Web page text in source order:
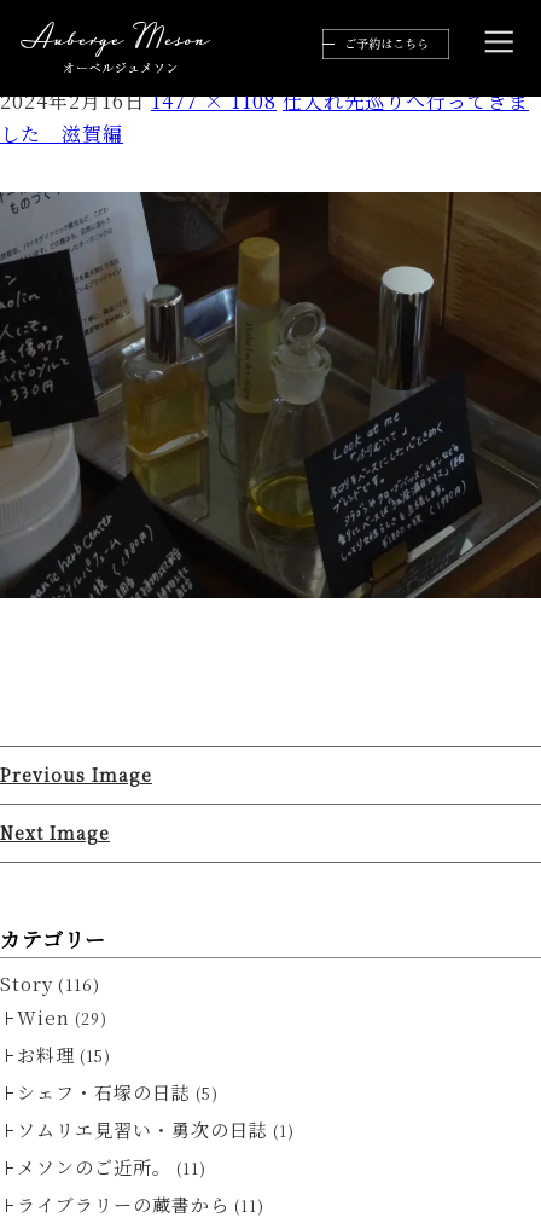
S__7479306
2024年2月16日 1477 × 1108 仕入れ先巡りへ行ってきま
した 滋賀編
Previous Image
Next Image
カテゴリー
Story (116)
Wien (29)
お料理 (15)
シェフ・石塚の日誌 (5)
ソムリエ見習い・勇次の日誌 (1)
メソンのご近所。 (11)
ライブラリーの蔵書から (11)